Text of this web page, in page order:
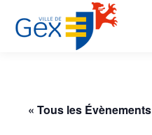
« Tous les Évènements